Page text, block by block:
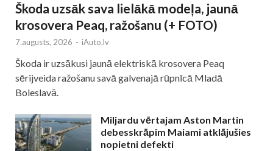
Škoda uzsāk sava lielākā modeļa, jaunā
krosovera Peaq, ražošanu (+ FOTO)
7.augusts, 2026 - iAuto.lv
Škoda ir uzsākusi jaunā elektriskā krosovera Peaq
sērijveida ražošanu savā galvenajā rūpnīcā Mladā
Boleslavā.
Miljardu vērtajam Aston Martin
debesskrāpim Maiami atklājušies
nopietni defekti